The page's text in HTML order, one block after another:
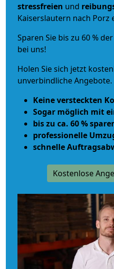
stressfreien und
Kaiserslautern nach
Sparen Sie bis zu 60 %
bei uns!
Holen Sie sich jetzt
unverbindliche Angebote.
Keine versteckten
Sogar möglich mit
bis zu ca. 60 %
professionelle
schnelle
Kostenlose